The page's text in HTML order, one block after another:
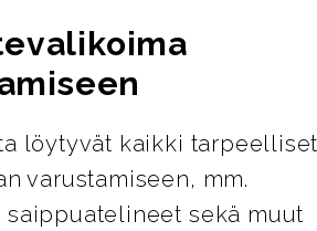
löytyvät kaikki tarpeelliset
varustamiseen, mm.
sekä muut